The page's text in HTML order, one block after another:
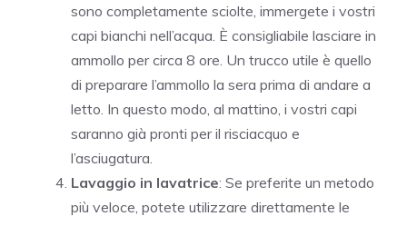
sono completamente sciolte, immergete i vostri
capi bianchi nell’acqua. È consigliabile lasciare in
ammollo per circa 8 ore. Un trucco utile è quello
di preparare l’ammollo la sera prima di andare a
letto. In questo modo, al mattino, i vostri capi
saranno già pronti per il risciacquo e
l’asciugatura.
Lavaggio in lavatrice: Se preferite un metodo
più veloce, potete utilizzare direttamente le